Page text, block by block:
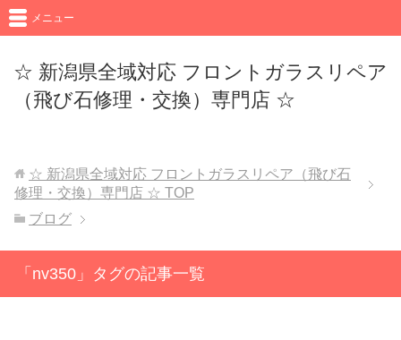
☆ 新潟県全域対応 フロントガラスリペア
（飛び石修理・交換）専門店 ☆
メニュー
☆ 新潟県全域対応 フロントガラスリペア（飛び石
修理・交換）専門店 ☆ TOP
ブログ
「nv350」タグの記事一覧